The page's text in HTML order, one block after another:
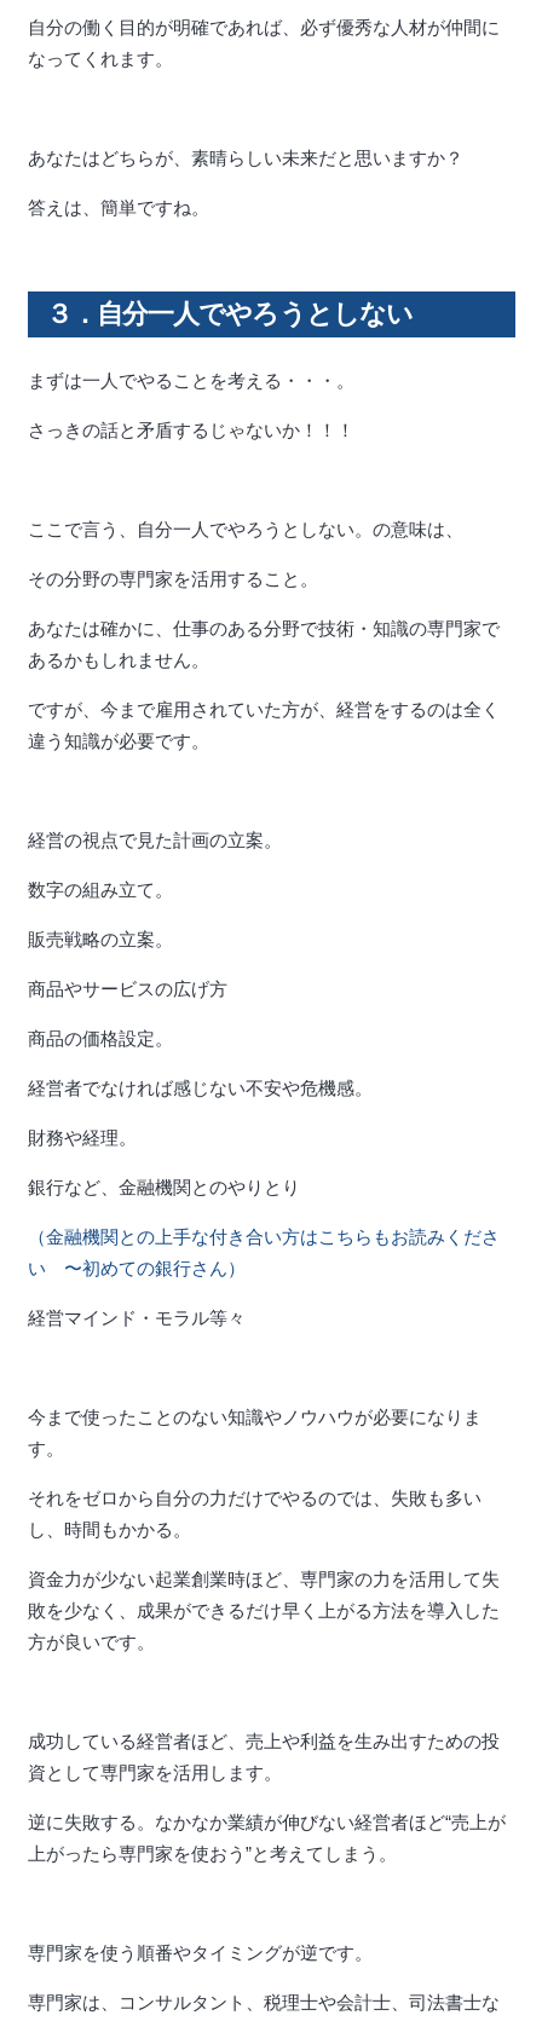
自分の働く目的が明確であれば、必ず優秀な人材が仲間に
なってくれます。
あなたはどちらが、素晴らしい未来だと思いますか？
答えは、簡単ですね。
３．自分一人でやろうとしない
まずは一人でやることを考える・・・。
さっきの話と矛盾するじゃないか！！！
ここで言う、自分一人でやろうとしない。の意味は、
その分野の専門家を活用すること。
あなたは確かに、仕事のある分野で技術・知識の専門家で
あるかもしれません。
ですが、今まで雇用されていた方が、経営をするのは全く
違う知識が必要です。
経営の視点で見た計画の立案。
数字の組み立て。
販売戦略の立案。
商品やサービスの広げ方
商品の価格設定。
経営者でなければ感じない不安や危機感。
財務や経理。
銀行など、金融機関とのやりとり
（金融機関との上手な付き合い方はこちらもお読みくださ
い 〜初めての銀行さん）
経営マインド・モラル等々
今まで使ったことのない知識やノウハウが必要になりま
す。
それをゼロから自分の力だけでやるのでは、失敗も多い
し、時間もかかる。
資金力が少ない起業創業時ほど、専門家の力を活用して失
敗を少なく、成果ができるだけ早く上がる方法を導入した
方が良いです。
成功している経営者ほど、売上や利益を生み出すための投
資として専門家を活用します。
逆に失敗する。なかなか業績が伸びない経営者ほど“売上が
上がったら専門家を使おう”と考えてしまう。
専門家を使う順番やタイミングが逆です。
専門家は、コンサルタント、税理士や会計士、司法書士な